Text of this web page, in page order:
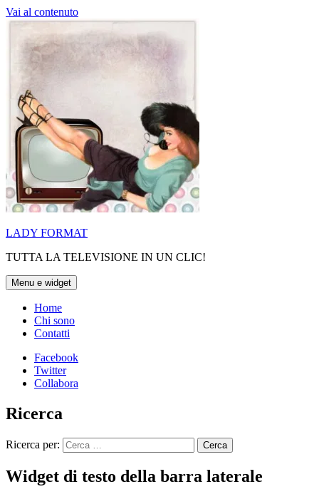
Vai al contenuto
LADY FORMAT
TUTTA LA TELEVISIONE IN UN CLIC!
Menu e widget
Home
Chi sono
Contatti
Facebook
Twitter
Collabora
Ricerca
Ricerca per:
Widget di testo della barra laterale